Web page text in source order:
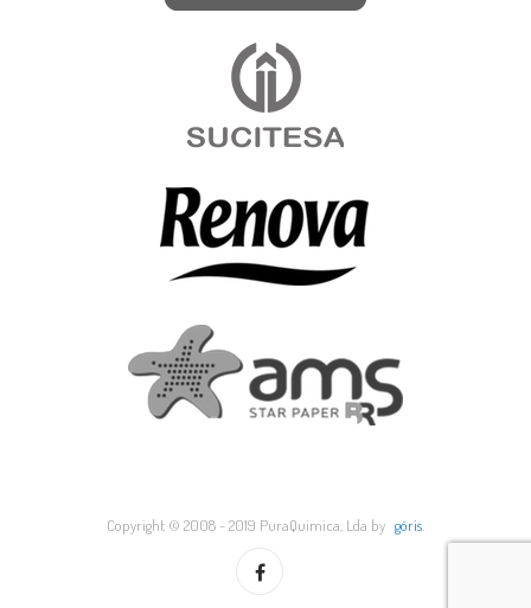
Copyright © 2008 - 2019 PuraQuimica, Lda by göris.